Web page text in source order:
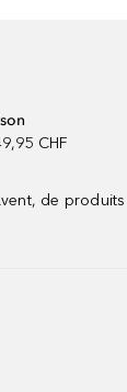
CHF
de